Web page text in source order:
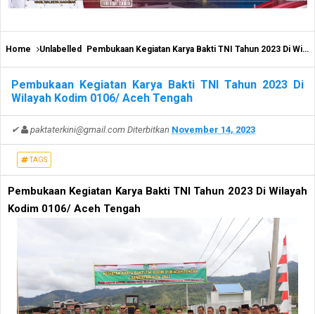
Home Unlabelled Pembukaan Kegiatan Karya Bakti TNI Tahun 2023 Di Wilayah Kodim 0106/ Aceh Tengah
Pembukaan Kegiatan Karya Bakti TNI Tahun 2023 Di
Wilayah Kodim 0106/ Aceh Tengah
✔ paktaterkini@gmail.com Diterbitkan November 14, 2023
TAGS
Pembukaan Kegiatan Karya Bakti TNI Tahun 2023 Di Wilayah
Kodim 0106/ Aceh Tengah